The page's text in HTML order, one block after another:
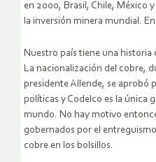
en 2000, Brasil, Chile, México
la inversión minera mundial.
Nuestro país tiene una historia
La nacionalización del cobre,
presidente Allende, se aprobó
políticas y Codelco es la única
mundo. No hay motivo
gobernados por el
cobre en los bolsillos.